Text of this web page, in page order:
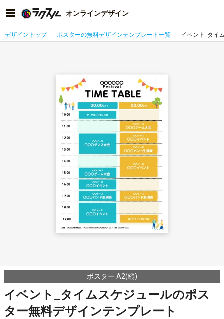
オンラインデザイン
デザイントップ ポスターの無料デザインテンプレート一覧 イベント_タイ
ポスター A2(縦)
イベント_タイムスケジュールのポス
ター無料デザインテンプレート